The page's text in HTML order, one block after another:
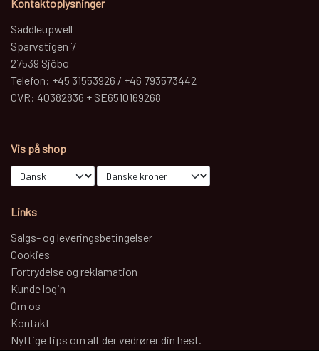
Kontaktoplysninger
Saddleupwell
Sparvstigen 7
27539 Sjöbo
Telefon: +45 31553926 / +46 793573442
CVR: 40382836 + SE6510169268
Vis på shop
Links
Salgs- og leveringsbetingelser
Cookies
Fortrydelse og reklamation
Kunde login
Om os
Kontakt
Nyttige tips om alt der vedrører din hest.